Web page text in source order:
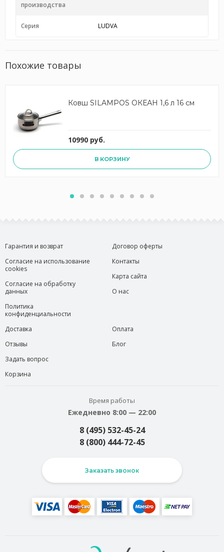
производства
Серия LUDVA
Похожие товары
Ковш SILAMPOS ОКЕАН 1,6 л 16 см
10990 руб.
В КОРЗИНУ
Гарантия и возврат
Согласие на использование
cookies
Согласие на обработку
данных
Политика
конфиденциальности
Договор оферты
Контакты
Карта сайта
О нас
Доставка
Отзывы
Задать вопрос
Корзина
Оплата
Блог
Время работы
Ежедневно 8:00 — 22:00
8 (495) 532-45-24
8 (800) 444-72-45
Заказать звонок